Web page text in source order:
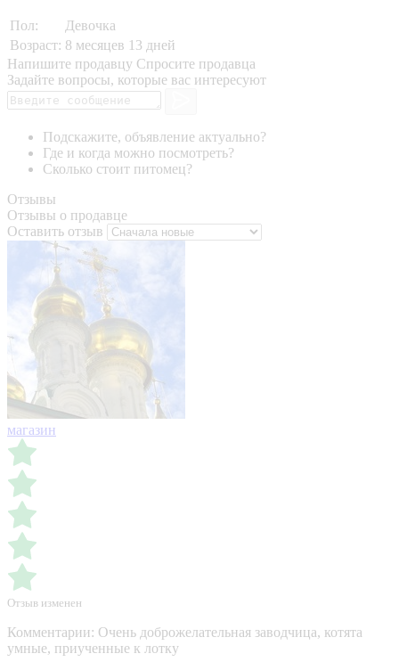
Пол:
Девочка
Возраст: 8 месяцев 13 дней
Напишите продавцу Спросите продавца
Задайте вопросы, которые вас интересуют
Подскажите, объявление актуально?
Где и когда можно посмотреть?
Сколько стоит питомец?
Отзывы
Отзывы о продавце
Оставить отзыв
магазин
Отзыв изменен
Комментарии: Очень доброжелательная заводчица, котята
умные, приученные к лотку